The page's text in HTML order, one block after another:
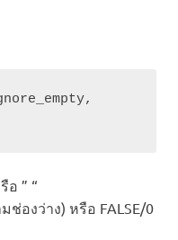
อ ” “
ช่องว่าง) หรือ FALSE/0